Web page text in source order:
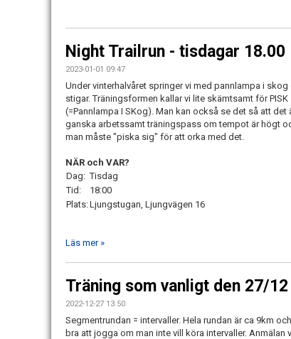
Night Trailrun - tisdagar 18.00
2023-01-01 09:47
Under vinterhalvåret springer vi med pannlampa i skog
stigar. Träningsformen kallar vi lite skämtsamt för PISK
(=Pannlampa I SKog). Man kan också se det så att det
ganska arbetssamt träningspass om tempot är högt
man måste "piska sig" för att orka med det.
NÄR och VAR?
Dag: Tisdag
Tid:
18:00
Plats:Ljungstugan, Ljungvägen 16
Läs mer »
Träning som vanligt den 27/
2022-12-27 13:50
Segmentrundan = intervaller. Hela rundan är ca 9km
bra att jogga om man inte vill köra intervaller. Anmälan